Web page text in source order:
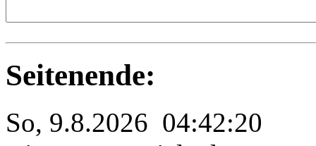
Seitenende:
So, 9.8.2026 04:42:20